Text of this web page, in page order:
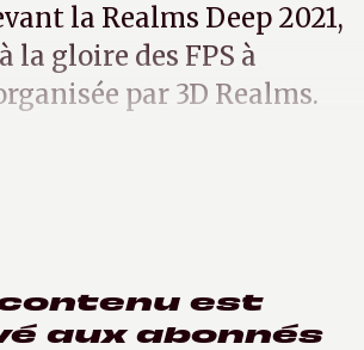
la Realms Deep 2021,
la gloire des FPS à
par 3D Realms.
contenu est
aux abonnés